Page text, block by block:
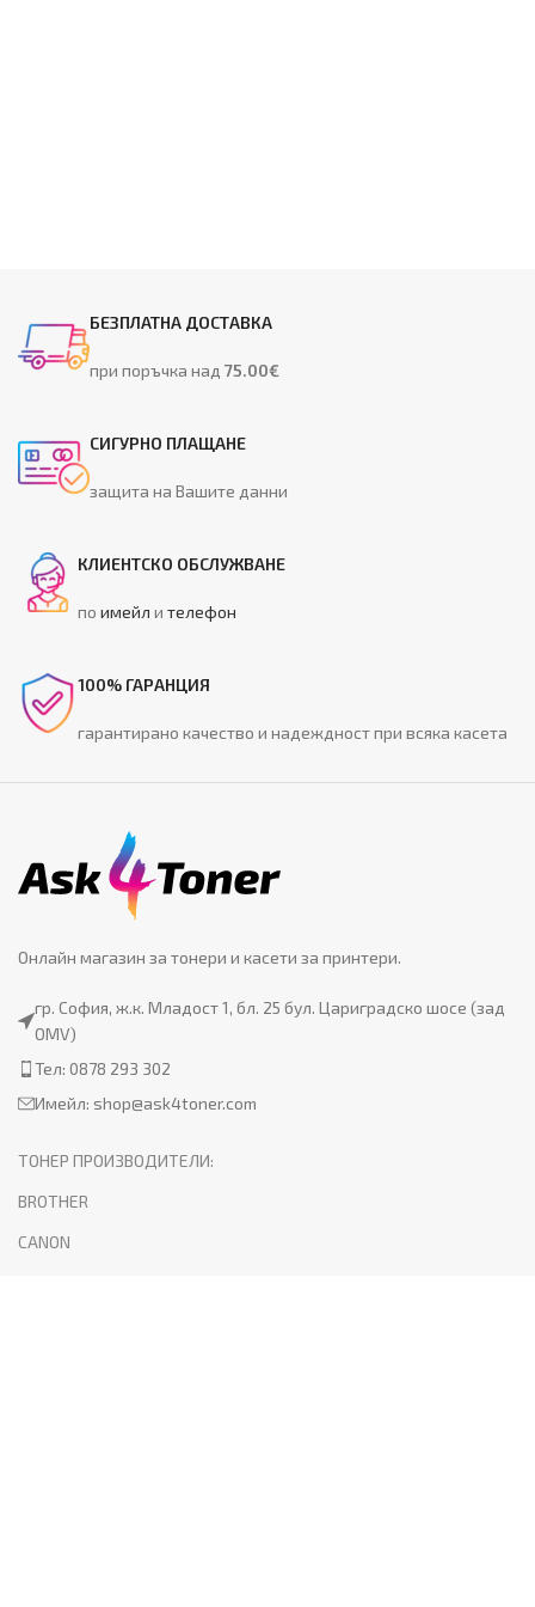
БЕЗПЛАТНА ДОСТАВКА
при поръчка над75.00€
СИГУРНО ПЛАЩАНЕ
защита на Вашите данни
КЛИЕНТСКО ОБСЛУЖВАНЕ
поимейл ителефон
100% ГАРАНЦИЯ
гарантирано качество и надеждност при всяка касета
Онлайн магазин за тонери и касети за принтери.
гр. София, ж.к. Младост 1, бл. 25 бул. Цариградско шосе (зад
OMV)
Тел: 0878 293 302
Имейл: shop@ask4toner.com
ТОНЕР ПРОИЗВОДИТЕЛИ:
BROTHER
CANON